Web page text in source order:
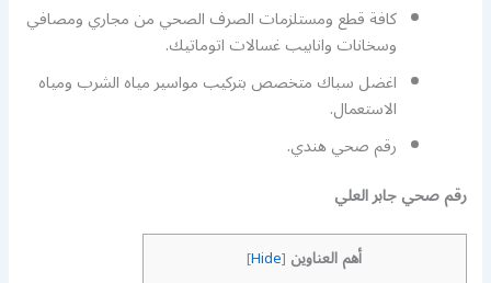
كافة قطع ومستلزمات الصرف الصحي من مجاري ومصافي
وسخانات وانابيب غسالات اتوماتيك.
اغضل سباك متخصص بتركيب مواسير مياه الشرب ومياه
الاستعمال.
رقم صحي هندي.
رقم صحي جابر العلي
أهم العناوين [
Hide
]